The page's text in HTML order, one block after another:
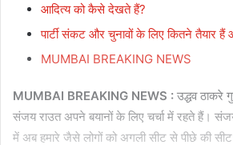
आदित्य को कैसे देखते हैं?
पार्टी संकट और चुनावों के लिए कितने तैयार हैं
MUMBAI BREAKING NEWS
MUMBAI BREAKING NEWS : उद्धव ठाकरे
संजय राउत अपने बयानों के लिए चर्चा में रहते हैं। संजय
में अब हमारे जैसे लोगों को अगली सीट से पीछे की